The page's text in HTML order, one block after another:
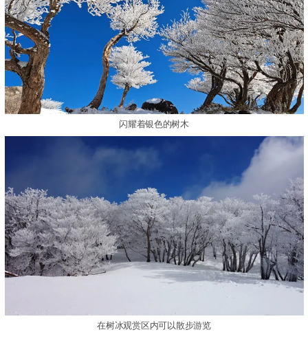
闪耀着银色的树木
在树冰观赏区内可以散步游览